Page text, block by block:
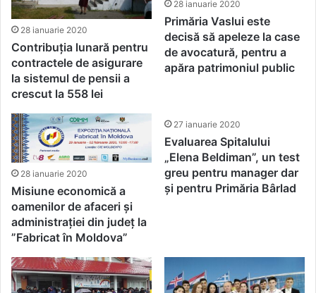
28 ianuarie 2020
Contribuția lunară pentru
contractele de asigurare
la sistemul de pensii a
crescut la 558 lei
28 ianuarie 2020
Primăria Vaslui este
decisă să apeleze la case
de avocatură, pentru a
apăra patrimoniul public
28 ianuarie 2020
Misiune economică a
oamenilor de afaceri și
administrației din județ la
”Fabricat în Moldova”
27 ianuarie 2020
Evaluarea Spitalului
„Elena Beldiman”, un test
greu pentru manager dar
și pentru Primăria Bârlad